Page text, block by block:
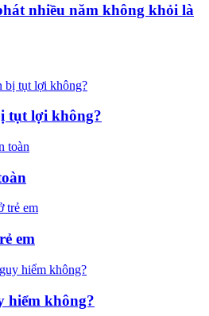
nhiều năm không khỏi là
tụt lợi không?
em
hiểm không?